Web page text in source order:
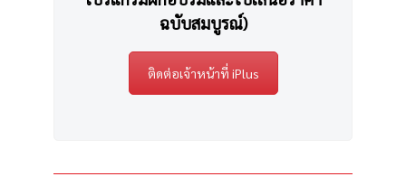
ฉบับสมบูรณ์)
ติดต่อเจ้าหน้าที่ iPlus